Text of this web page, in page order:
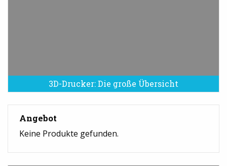
3D-Drucker: Die große Übersicht
Angebot
Keine Produkte gefunden.